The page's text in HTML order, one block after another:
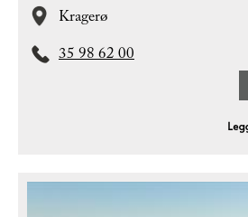
Kragerø
35 98 62 00